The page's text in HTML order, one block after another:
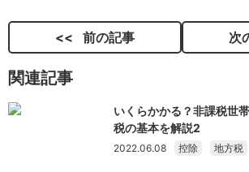
前の記事 次
関連記事
いくらかかる？非課税世
税の基本を解説2
2022.06.08 控除 地方税